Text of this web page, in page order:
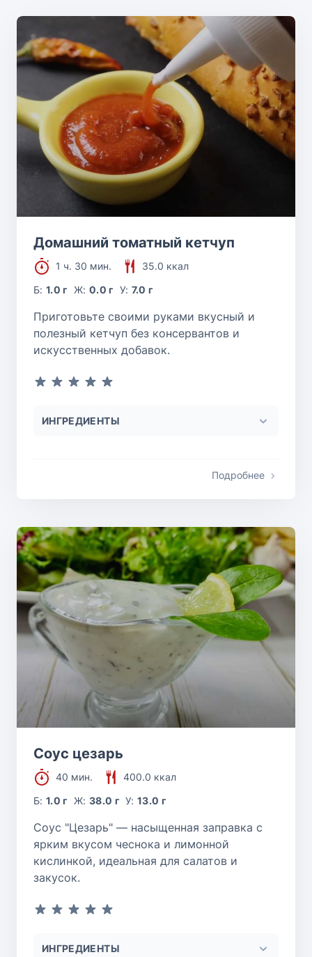
Домашний томатный кетчуп
1 ч. 30 мин.
35.0 ккал
Б:1.0 г Ж: 0.0 г У: 7.0 г
Приготовьте своими руками вкусный и
полезный кетчуп без консервантов и
искусственных добавок.
ИНГРЕДИЕНТЫ
Подробнее
Соус цезарь
40 мин.
400.0 ккал
Б:1.0 г Ж: 38.0 г У:13.0 г
Соус "Цезарь" — насыщенная заправка с
ярким вкусом чеснока и лимонной
кислинкой, идеальная для салатов и
закусок.
ИНГРЕДИЕНТЫ